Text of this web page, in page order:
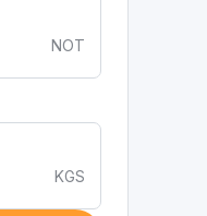
NOT
KGS